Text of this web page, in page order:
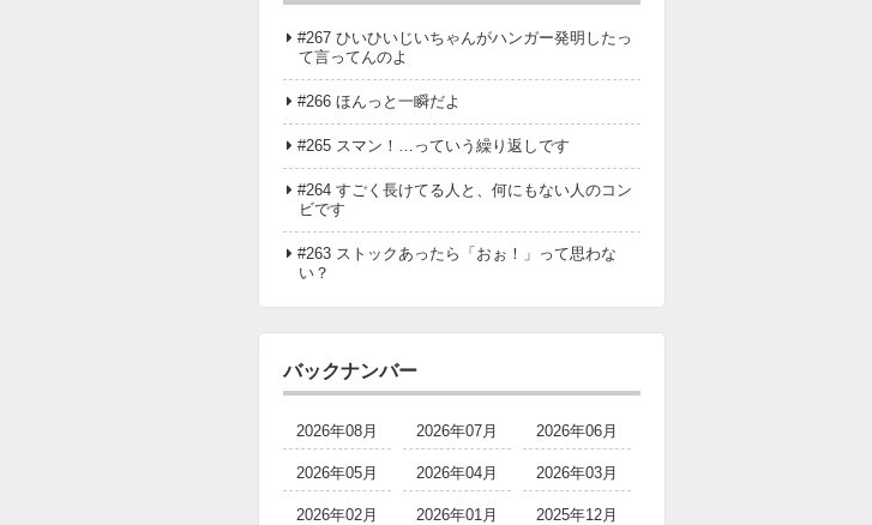
#267 ひいひいじいちゃんがハンガー発明したっ
て言ってんのよ
#266 ほんっと一瞬だよ
#265 スマン！…っていう繰り返しです
#264 すごく長けてる人と、何にもない人のコン
ビです
#263 ストックあったら「おぉ！」って思わな
い？
バックナンバー
2026年08月 2026年07月 2026年06月
2026年05月 2026年04月 2026年03月
2026年02月 2026年01月 2025年12月